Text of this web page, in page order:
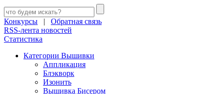
Конкурсы | Обратная связь
RSS-лента новостей
Статистика
Категории Вышивки
Аппликация
Блэкворк
Изонить
Вышивка Бисером